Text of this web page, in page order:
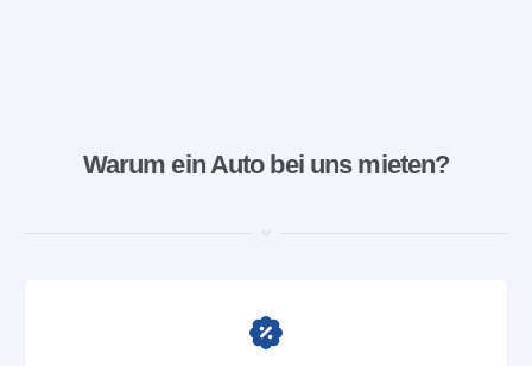
Warum ein Auto bei uns mieten?